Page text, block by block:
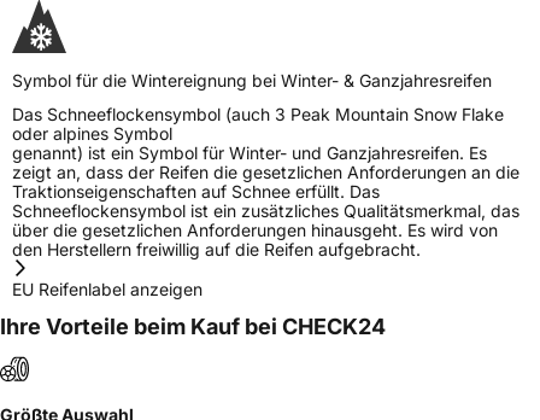
Symbol für die Wintereignung bei Winter- & Ganzjahresreifen
Das Schneeflockensymbol (auch 3 Peak Mountain Snow Flake
oder alpines Symbol
genannt) ist ein Symbol für Winter- und Ganzjahresreifen. Es
zeigt an, dass der Reifen die gesetzlichen Anforderungen an die
Traktionseigenschaften auf Schnee erfüllt. Das
Schneeflockensymbol ist ein zusätzliches Qualitätsmerkmal, das
über die gesetzlichen Anforderungen hinausgeht. Es wird von
den Herstellern freiwillig auf die Reifen aufgebracht.
EU Reifenlabel anzeigen
Ihre Vorteile beim Kauf bei CHECK24
Größte Auswahl